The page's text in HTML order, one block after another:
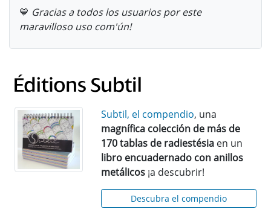
💙 Gracias a todos los usuarios por este
maravilloso uso com'ún!
Subtil, el compendio, una
magnífica colección de más de
170 tablas de radiestésia en un
libro encuadernado con anillos
metálicos ¡a descubrir!
Descubra el compendio